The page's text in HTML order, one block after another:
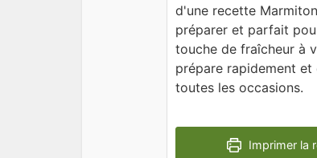
d'une recette
préparer et parfait
touche de fraîcheur à
prépare rapidement
toutes les occasions.
Imprimer la